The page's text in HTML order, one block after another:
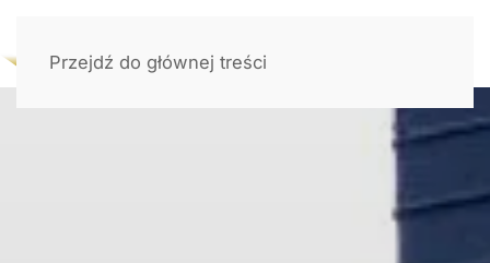
Przejdź do głównej treści